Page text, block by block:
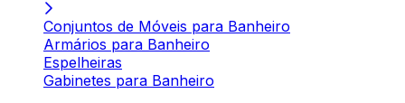
Conjuntos de Móveis para Banheiro
Armários para Banheiro
Espelheiras
Gabinetes para Banheiro